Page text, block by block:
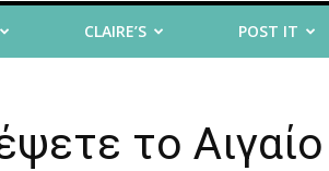
CLAIRE’S POST IT
το Αιγαίο